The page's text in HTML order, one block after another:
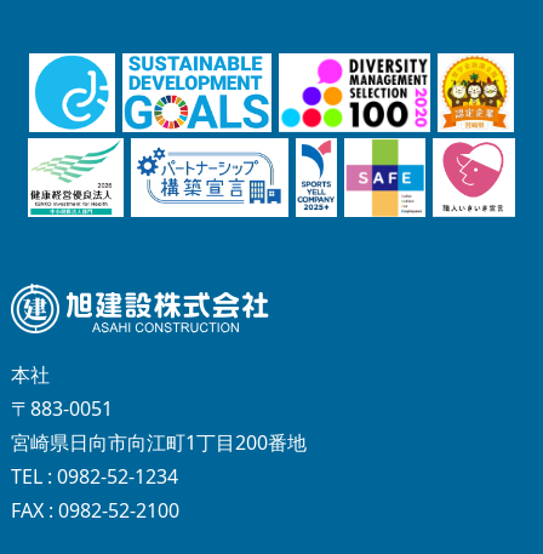
本社
〒883-0051
宮崎県日向市向江町1丁目200番地
TEL : 0982-52-1234
FAX : 0982-52-2100